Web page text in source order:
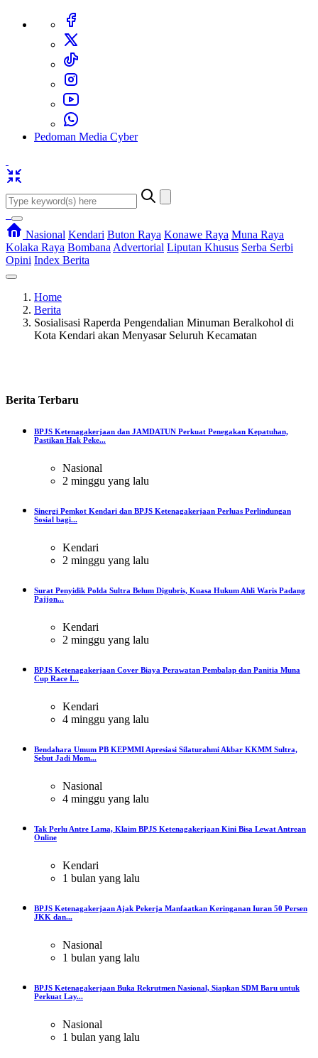
Pedoman Media Cyber
Nasional Kendari Buton Raya Konawe Raya Muna Raya
Kolaka Raya Bombana Advertorial Liputan Khusus Serba Serbi
Opini Index Berita
Home
Berita
Sosialisasi Raperda Pengendalian Minuman Beralkohol di
Kota Kendari akan Menyasar Seluruh Kecamatan
Berita Terbaru
BPJS Ketenagakerjaan dan JAMDATUN Perkuat Penegakan Kepatuhan,
Pastikan Hak Peke...
Nasional
2 minggu yang lalu
Sinergi Pemkot Kendari dan BPJS Ketenagakerjaan Perluas Perlindungan
Sosial bagi...
Kendari
2 minggu yang lalu
Surat Penyidik Polda Sultra Belum Digubris, Kuasa Hukum Ahli Waris Padang
Pajjon...
Kendari
2 minggu yang lalu
BPJS Ketenagakerjaan Cover Biaya Perawatan Pembalap dan Panitia Muna
Cup Race I...
Kendari
4 minggu yang lalu
Bendahara Umum PB KEPMMI Apresiasi Silaturahmi Akbar KKMM Sultra,
Sebut Jadi Mom...
Nasional
4 minggu yang lalu
Tak Perlu Antre Lama, Klaim BPJS Ketenagakerjaan Kini Bisa Lewat Antrean
Online
Kendari
1 bulan yang lalu
BPJS Ketenagakerjaan Ajak Pekerja Manfaatkan Keringanan Iuran 50 Persen
JKK dan...
Nasional
1 bulan yang lalu
BPJS Ketenagakerjaan Buka Rekrutmen Nasional, Siapkan SDM Baru untuk
Perkuat Lay...
Nasional
1 bulan yang lalu